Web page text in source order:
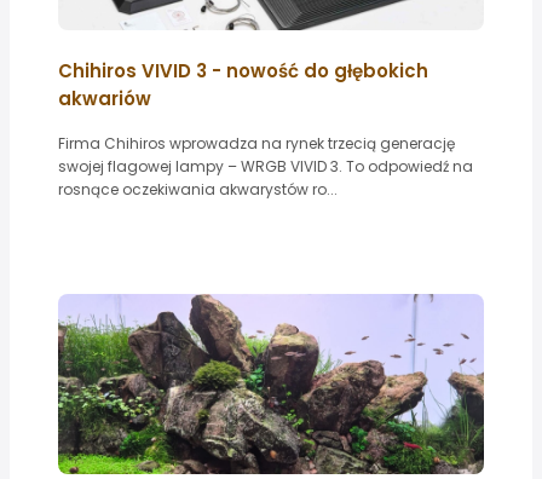
Chihiros VIVID 3 - nowość do głębokich
akwariów
Firma Chihiros wprowadza na rynek trzecią generację
swojej flagowej lampy – WRGB VIVID 3. To odpowiedź na
rosnące oczekiwania akwarystów ro...